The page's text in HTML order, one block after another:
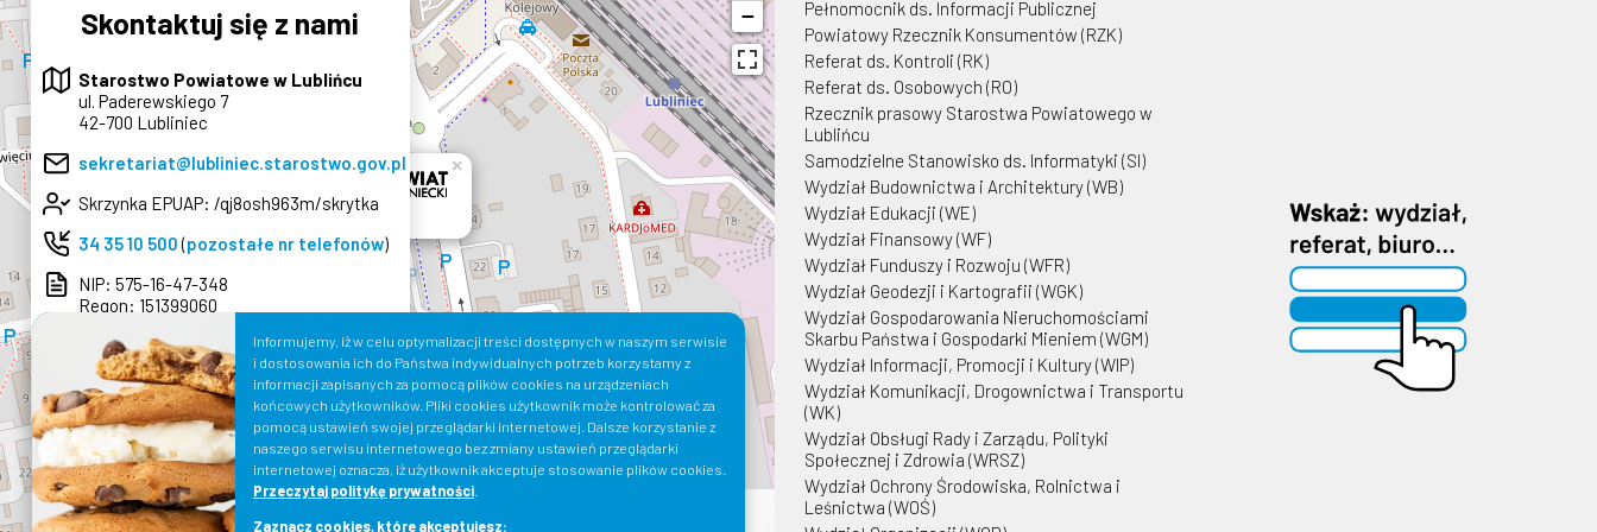
Skontaktuj się z nami
Starostwo Powiatowe w Lublińcu
ul. Paderewskiego 7
42-700 Lubliniec
sekretariat@lubliniec.starostwo.gov.pl
Skrzynka EPUAP: /qj8osh963m/skrytka
34 35 10 500(pozostałe nr telefonów)
NIP: 575-16-47-348
Regon: 151399060
Wyznacz trasę
do Starostwa
×
−
Pełnomocnik ds. Informacji Publicznej
Powiatowy Rzecznik Konsumentów (RZK)
Referat ds. Kontroli (RK)
Referat ds. Osobowych (RO)
Rzecznik prasowy Starostwa Powiatowego w
Lublińcu
Samodzielne Stanowisko ds. Informatyki (SI)
Wydział Budownictwa i Architektury (WB)
Wydział Edukacji (WE)
Wydział Finansowy (WF)
Wydział Funduszy i Rozwoju (WFR)
Wydział Geodezji i Kartografii (WGK)
Wydział Gospodarowania Nieruchomościami
Skarbu Państwa i Gospodarki Mieniem (WGM)
Wydział Informacji, Promocji i Kultury (WIP)
Wydział Komunikacji, Drogownictwa i Transportu
(WK)
Wydział Obsługi Rady i Zarządu, Polityki
Społecznej i Zdrowia (WRSZ)
Wydział Ochrony Środowiska, Rolnictwa i
Leśnictwa (WOŚ)
Informujemy, iż w celu optymalizacji treści dostępnych w naszym serwisie
i dostosowania ich do Państwa indywidualnych potrzeb korzystamy z
informacji zapisanych za pomocą plików cookies na urządzeniach
końcowych użytkowników. Pliki cookies użytkownik może kontrolować za
pomocą ustawień swojej przeglądarki internetowej. Dalsze korzystanie z
naszego serwisu internetowego bez zmiany ustawień przeglądarki
internetowej oznacza, iż użytkownik akceptuje stosowanie plików cookies.
Przeczytaj politykę prywatności.
Zaznacz cookies, które akceptujesz: